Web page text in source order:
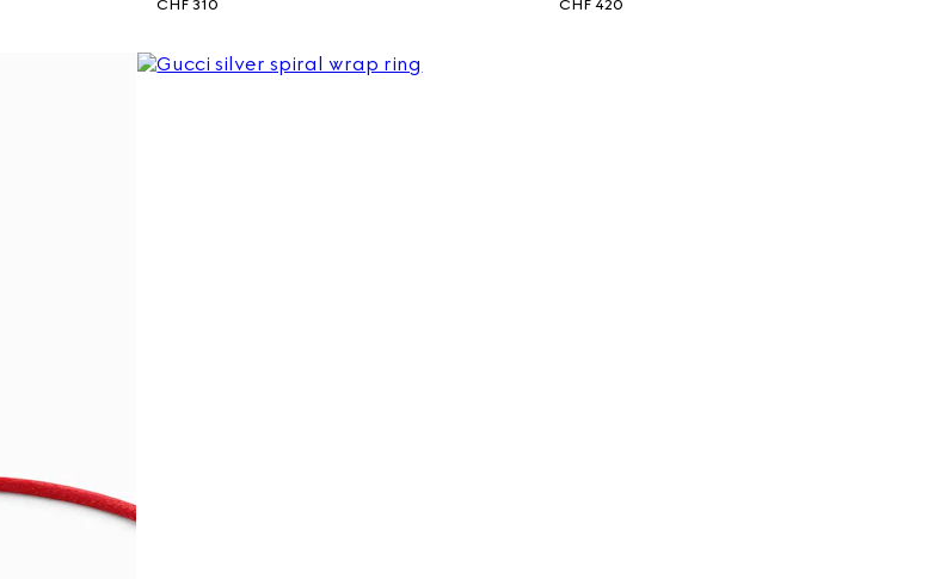
CHF 310
CHF 420